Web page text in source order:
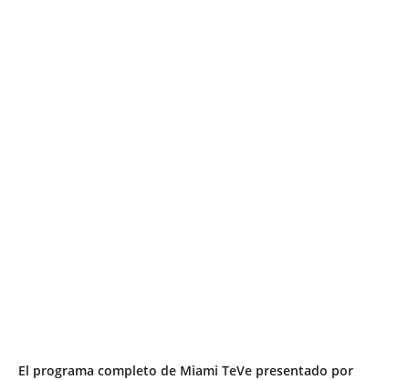
El programa completo de Miami TeVe presentado por